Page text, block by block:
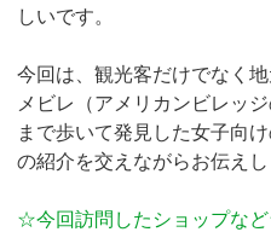
しいです。
今回は、観光客だけでなく
メビレ（アメリカンビレッ
まで歩いて発見した女子向
の紹介を交えながらお伝えし
☆今回訪問したショップな